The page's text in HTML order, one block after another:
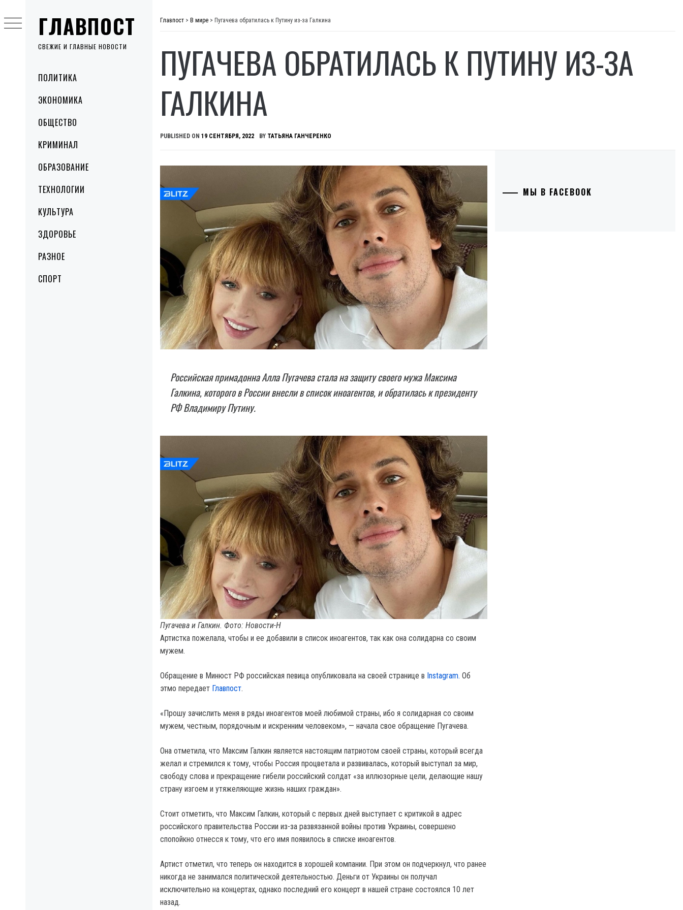
ГЛАВПОСТ
СВЕЖИЕ И ГЛАВНЫЕ НОВОСТИ
MenuПОЛИТИКА
ЭКОНОМИКА
ОБЩЕСТВО
КРИМИНАЛ
ОБРАЗОВАНИЕ
ТЕХНОЛОГИИ
КУЛЬТУРА
ЗДОРОВЬЕ
РАЗНОЕ
СПОРТ
to
content
Главпост > В мире > Пугачева обратилась к Путину из-за Галкина
ПУГАЧЕВА ОБРАТИЛАСЬ К ПУТИНУ ИЗ-ЗА
ГАЛКИНА
PUBLISHED ON 19 СЕНТЯБРЯ, 2022 BY ТАТЬЯНА ГАНЧЕРЕНКО
Российская примадонна Алла Пугачева стала на защиту своего мужа Максима
Галкина, которого в России внесли в список иноагентов, и обратилась к президенту
РФ Владимиру Путину.
Пугачева и Галкин. Фото: Новости-Н
Артистка пожелала, чтобы и ее добавили в список иноагентов, так как она солидарна со своим
мужем.
Обращение в Минюст РФ российская певица опубликовала на своей странице в Instagram. Об
этмо передает Главпост.
«Прошу зачислить меня в ряды иноагентов моей любимой страны, ибо я солидарная со своим
мужем, честным, порядочным и искренним человеком», — начала свое обращение Пугачева.
Она отметила, что Максим Галкин является настоящим патриотом своей страны, который всегда
желал и стремился к тому, чтобы Россия процветала и развивалась, который выступал за мир,
свободу слова и прекращение гибели российский солдат «за иллюзорные цели, делающие нашу
страну изгоем и утяжеляющие жизнь наших граждан».
Стоит отметить, что Максим Галкин, который с первых дней выступает с критикой в адрес
российского правительства России из-за развязанной войны против Украины, совершено
спопойкно отнесся к тому, что его имя появилось в списке иноагентов.
Артист отметил, что теперь он находится в хорошей компании. При этом он подчеркнул, что ранее
никогда не занимался политической деятельностью. Деньги от Украины он получал
исключительно на концертах, однако последний его концерт в нашей стране состоялся 10 лет
назад.
МЫ В FACEBOOK